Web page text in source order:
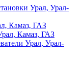
Урал, Урал-
Камаз, ГАЗ
Камаз, ГАЗ
Урал, Урал-